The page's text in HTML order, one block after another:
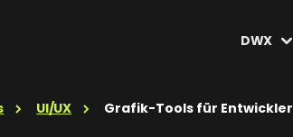
DWX
UI/UX Grafik-Tools für Entwickler